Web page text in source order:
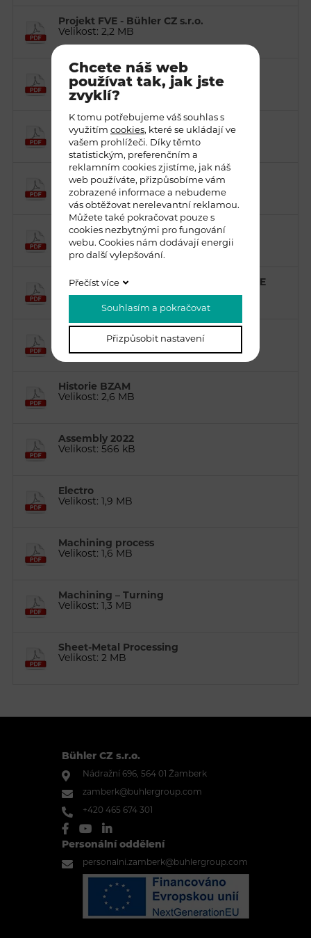
Projekt FVE - Bühler CZ s.r.o.
Velikost: 2,2 MB
Všeobecné prodejní podmínky
Velikost: 2,2 MB
Soutěž zručnosti a technické tvořivosti
Velikost: 2,2 MB
Atex certifikát DEKRA
Velikost: 2,2 MB
ISO 9001_2015
Velikost: 566 kB
Všeobecné nákupní podmínky CZ-EN-DE
Velikost: 239 kB
Spolupráce se školami
Velikost: 566 kB
Historie BZAM
Velikost: 2,6 MB
Assembly 2022
Velikost: 566 kB
Electro
Velikost: 1,9 MB
Machining process
Velikost: 1,6 MB
Machining – Turning
Velikost: 1,3 MB
Sheet-Metal Processing
Velikost: 2 MB
Bühler CZ s.r.o.
Nádražní 696, 564 01 Žamberk
zamberk@buhlergroup.com
+420 465 674 301
Personální oddělení
personalni.zamberk@buhlergroup.com
Chcete náš web
používat tak, jak jste
zvyklí?
K tomu potřebujeme váš souhlas s
využitím cookies, které se ukládají ve
vašem prohlížeči. Díky těmto
statistickým, preferenčním a
reklamním cookies zjistíme, jak náš
web používáte, přizpůsobíme vám
zobrazené informace a nebudeme
vás obtěžovat nerelevantní reklamou.
Můžete také pokračovat pouze s
cookies nezbytnými pro fungování
webu. Cookies nám dodávají energii
pro další vylepšování.
Přečíst více
Souhlasím a pokračovat
Přizpůsobit nastavení